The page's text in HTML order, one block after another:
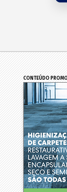
CONTEÚDO